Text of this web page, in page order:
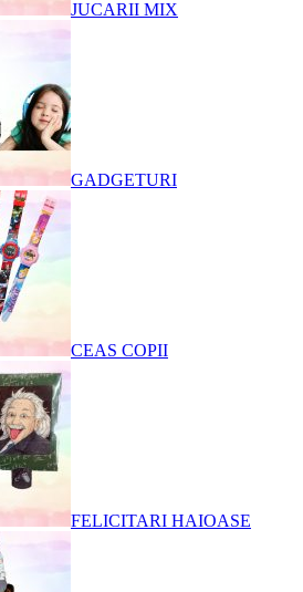
JUCARII MIX
GADGETURI
CEAS COPII
FELICITARI HAIOASE